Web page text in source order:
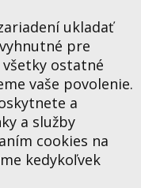
ukladať
pre
ostatné
vaše povolenie.
a
a služby
cookies na
kedykoľvek